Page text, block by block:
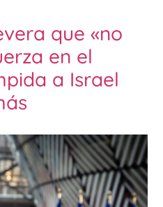
que «no
en el
a Israel